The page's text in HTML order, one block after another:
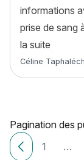
informations
prise de sang
la suite
Article rédigé par
Céline
Pagination des
Articles plus
1 …